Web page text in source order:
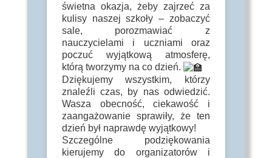
świetna okazja, żeby zajrzeć za
kulisy naszej szkoły – zobaczyć
sale, porozmawiać z
nauczycielami i uczniami oraz
poczuć wyjątkową atmosferę,
którą tworzymy na co dzień.
Dziękujemy wszystkim, którzy
znaleźli czas, by nas odwiedzić.
Wasza obecność, ciekawość i
zaangażowanie sprawiły, że ten
dzień był naprawdę wyjątkowy!
Szczególne podziękowania
kierujemy do organizatorów i